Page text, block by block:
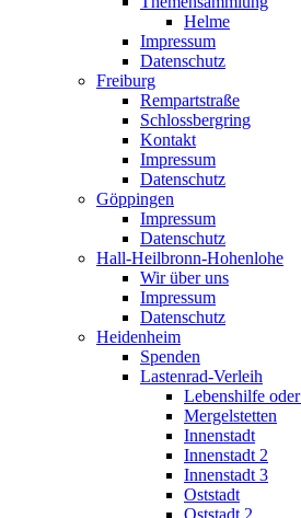
Helme
Impressum
Datenschutz
Freiburg
Rempartstraße
Schlossbergring
Kontakt
Impressum
Datenschutz
Göppingen
Impressum
Datenschutz
Hall-Heilbronn-Hohenlohe
Wir über uns
Impressum
Datenschutz
Heidenheim
Spenden
Lastenrad-Verleih
Lebenshilfe
Mergelstetten
Innenstadt
Innenstadt 2
Innenstadt 3
Oststadt
Oststadt 2